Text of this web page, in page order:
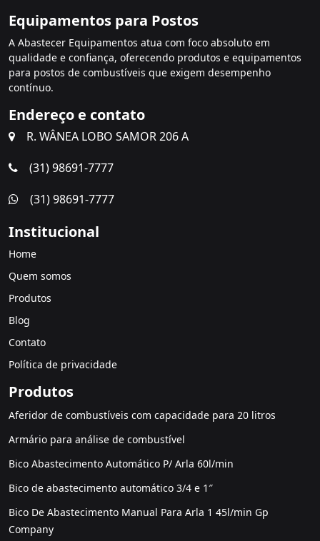
Equipamentos para Postos
A Abastecer Equipamentos atua com foco absoluto em
qualidade e confiança, oferecendo produtos e equipamentos
para postos de combustíveis que exigem desempenho
contínuo.
Endereço e contato
R. WÂNEA LOBO SAMOR 206 A
(31) 98691-7777
(31) 98691-7777
Institucional
Home
Quem somos
Produtos
Blog
Contato
Política de privacidade
Produtos
Aferidor de combustíveis com capacidade para 20 litros
Armário para análise de combustível
Bico Abastecimento Automático P/ Arla 60l/min
Bico de abastecimento automático 3/4 e 1″
Bico De Abastecimento Manual Para Arla 1 45l/min Gp
Company